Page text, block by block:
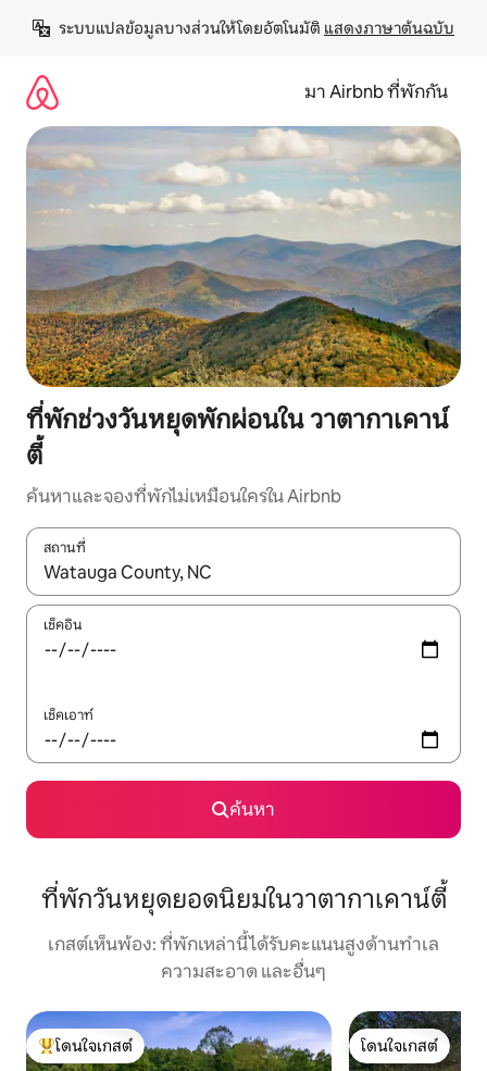
เนื้อหา
ระบบแปลข้อมูลบางส่วนให้โดยอัตโนมัติ แสดงภาษาต้นฉบับ
มา Airbnb ที่พักกัน
ที่พักช่วงวันหยุดพักผ่อนใน วาตากาเคาน์
ตี้
ค้นหาและจองที่พักไม่เหมือนใครใน Airbnb
สถานที่
ใช้ลูกศรขึ้นลง หรือใช้การสัมผัสหรือปัด เพื่อสำรวจผลการค้นหา
เช็คอิน
เช็คเอาท์
ค้นหา
ที่พักวันหยุดยอดนิยมในวาตากาเคาน์ตี้
เกสต์เห็นพ้อง: ที่พักเหล่านี้ได้รับคะแนนสูงด้านทำเล
ความสะอาด และอื่นๆ
โดนใจเกสต์ที่สุด
โดนใจเกสต์
โดนใจเกสต์
โดนใจเกสต์